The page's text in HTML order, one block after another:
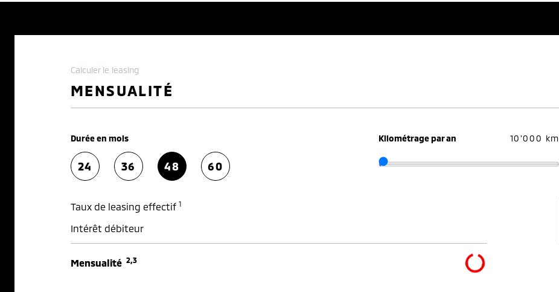
Calculer le leasing
MENSUALITÉ
Durée en mois
24 36 48 60
Kilométrage par an 10'000 km
Taux de leasing effectif 1
Intérêt débiteur
Mensualité 2,3